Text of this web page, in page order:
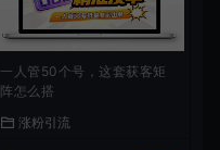
一人管50个号，这套获客矩
阵怎么搭
涨粉引流